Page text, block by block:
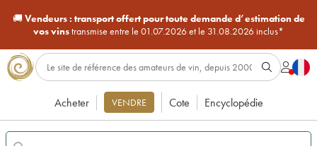
🚚Vendeurs : transport offert pour toute demande d’estimation de
vos vinstransmise entre le 01.07.2026 et le 31.08.2026 inclus*
Acheter VENDRE Cote Encyclopédie